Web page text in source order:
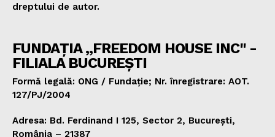
dreptului de autor.
FUNDAȚIA „FREEDOM HOUSE INC" -
FILIALA BUCUREȘTI
Formă legală: ONG / Fundație; Nr. înregistrare: AOT.
127/PJ/2004
Adresa: Bd. Ferdinand I 125, Sector 2, București,
România – 21387